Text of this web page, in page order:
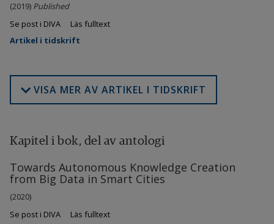
(2019) Published
Se post i DIVA
Läs fulltext
Artikel i tidskrift
VISA MER AV ARTIKEL I TIDSKRIFT
Kapitel i bok, del av antologi
Towards Autonomous Knowledge Creation
from Big Data in Smart Cities
(2020)
Se post i DIVA
Läs fulltext